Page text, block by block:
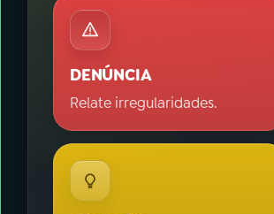
DENÚNCIA
Relate irregularidades.